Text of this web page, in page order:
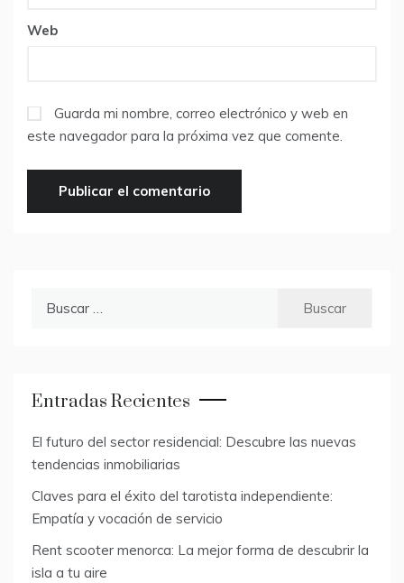
Web
Guarda mi nombre, correo electrónico y web en
este navegador para la próxima vez que comente.
Entradas Recientes
El futuro del sector residencial: Descubre las nuevas
tendencias inmobiliarias
Claves para el éxito del tarotista independiente:
Empatía y vocación de servicio
Rent scooter menorca: La mejor forma de descubrir la
isla a tu aire